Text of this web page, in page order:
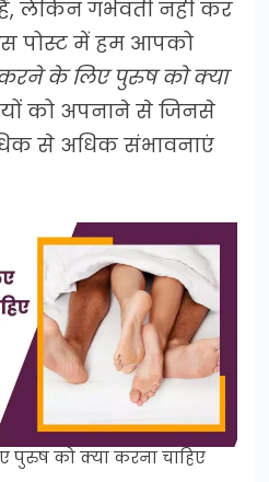
गर्भवती नहीं कर
पोस्ट में हम आपको
करने के लिए पुरुष को क्या
को अपनाने से जिनसे
से अधिक संभावनाएं
पुरुष को क्या करना चाहिए